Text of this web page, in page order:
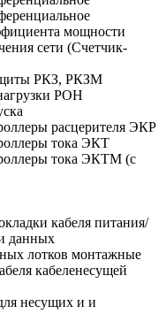
мощности
сети (Счетчик-
РКЗ, РКЗМ
РОН
расцерителя ЭКР
тока ЭКТ
тока ЭКТМ (с
кабеля питания/
данных
лотков монтажные
кабеленесущей
несущих и и